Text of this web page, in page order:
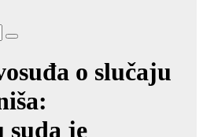
o slučaju
suda je